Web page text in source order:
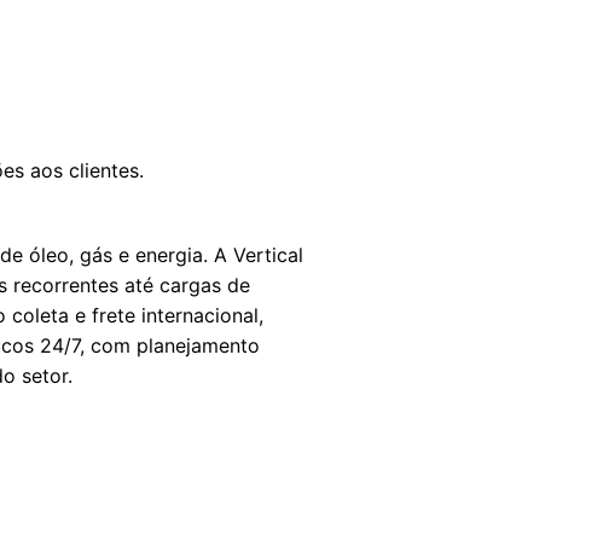
aos clientes.
óleo, gás e energia. A Vertical
recorrentes até cargas de
coleta e frete internacional,
24/7, com planejamento
setor.